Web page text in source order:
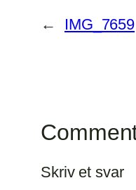
← IMG_7659
Skriv et svar